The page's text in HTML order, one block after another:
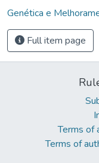
Genética e
Full item page
Terms of
Terms of